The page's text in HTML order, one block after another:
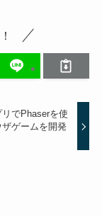
リでPhaserを使
ザゲームを開発